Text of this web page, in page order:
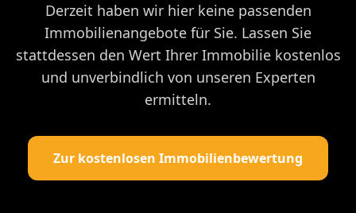
Derzeit haben wir hier keine passenden
Immobilienangebote für Sie. Lassen Sie
stattdessen den Wert Ihrer Immobilie kostenlos
und unverbindlich von unseren Experten
ermitteln.
Zur kostenlosen Immobilienbewertung